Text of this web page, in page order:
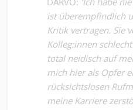
ist überempfindlich
Kritik vertragen. Sie
Kolleg:innen
total neidisch auf
mich hier als Opfer
rücksichtslosen
meine Karriere